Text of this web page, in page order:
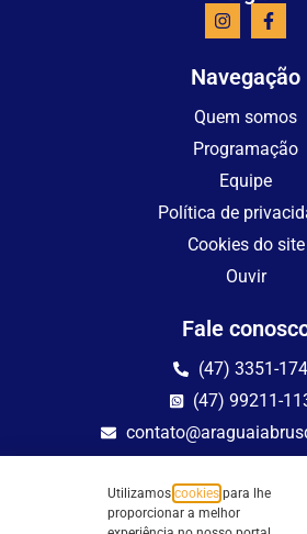
Navegação
Quem somos
Programação
Equipe
Política de
Cookies do site
Ouvir
Fale
(47) 3351-
(47) 99211-
Site seguro
Utilizamos cookies para lhe
proporcionar a melhor